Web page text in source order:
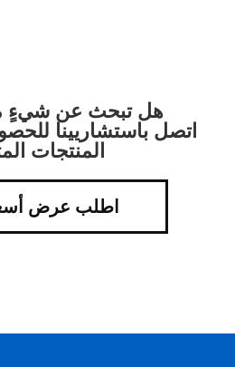
هل تبحث عن شيءٍ
اتصل باستشاريينا
المنتجات
اطلب عرض